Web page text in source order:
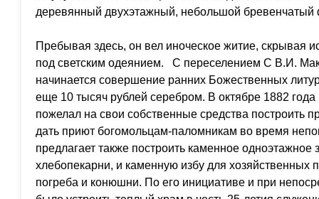
деревянный двухэтажный, небольшой бревенчатый
Пребывая здесь, он вел иноческое житие, скрывая
под светским одеянием. С переселением С В.И.
начинается совершение ранних Божественных
еще 10 тысяч рублей серебром. В октябре 1882
пожелал на свои собственные средства построить
дать приют богомольцам-паломникам во время
предлагает также построить каменное одноэтажное
хлебопекарни, и каменную избу для
погреба и конюшни. По его инициативе и при